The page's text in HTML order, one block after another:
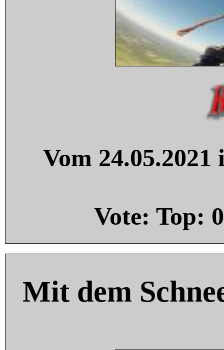
Vom
Vote: Top: 0
Mit dem